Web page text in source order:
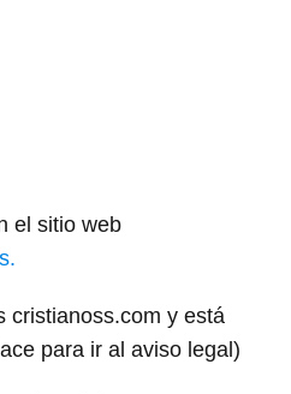
el sitio web
cristianoss.com y está
para ir al aviso legal)